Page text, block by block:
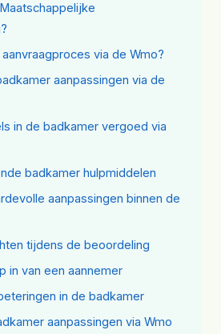
via de Wmo?
aanpassingen via de
in de badkamer vergoed via
badkamer hulpmiddelen
aanpassingen binnen de
tijdens de beoordeling
in van een aannemer
in de badkamer
aanpassingen via Wmo